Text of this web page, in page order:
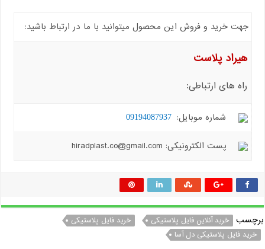
جهت خرید و فروش این محصول میتوانید با ما در ارتباط باشید:
هیراد پلاست
راه های ارتباطی:
شماره موبایل: 09194087937
پست الکترونیکی: hiradplast.co@gmail.com
برچسب خرید آنلاین فایل پلاستیکی
خرید فایل پلاستیکی
خرید فایل پلاستیکی دل آسا